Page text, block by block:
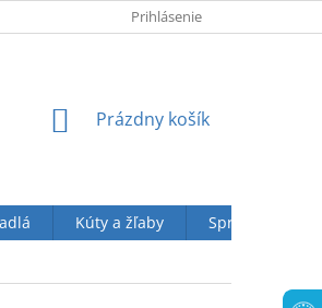
PODMIENKY (VOP)Prihlásenie
NÁKUPNÝ
Prázdny košík
Kúty a žľaby
Sprchové sety